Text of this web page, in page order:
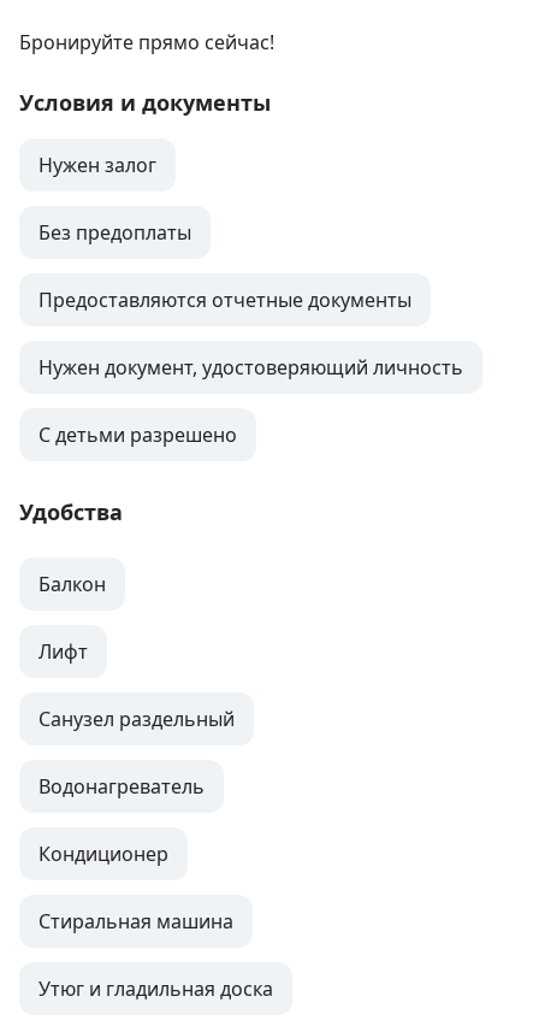
Бронируйте прямо сейчас!
Условия и документы
Нужен залог
Без предоплаты
Предоставляются отчетные документы
Нужен документ, удостоверяющий личность
С детьми разрешено
Удобства
Балкон
Лифт
Санузел раздельный
Водонагреватель
Кондиционер
Стиральная машина
Утюг и гладильная доска